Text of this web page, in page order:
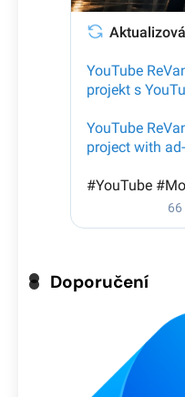
Doporučení